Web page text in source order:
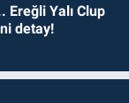
Ereğli Yalı Clup
detay!